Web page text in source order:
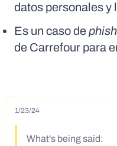
datos personales y
Es un caso de
de Carrefour para
1/23/24
What's being said: